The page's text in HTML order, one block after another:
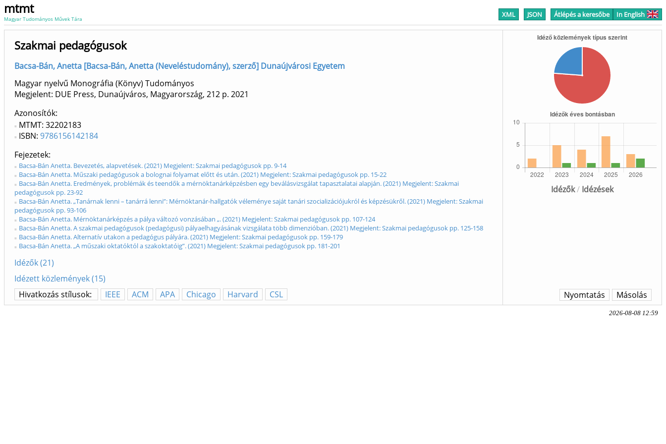
mtmt
Magyar Tudományos Művek Tára XML JSON Átlépés a keresőbe In English
Idézők/ Idézések
Szakmai pedagógusok
Bacsa-Bán, Anetta [Bacsa-Bán, Anetta (Neveléstudomány), szerző] Dunaújvárosi Egyetem
Magyar nyelvű Monográfia (Könyv) Tudományos
Megjelent: DUE Press, Dunaújváros, Magyarország, 212 p. 2021
Azonosítók
MTMT: 32202183
ISBN: 9786156142184
Fejezetek
Bacsa-Bán Anetta. Bevezetés, alapvetések. (2021) Megjelent: Szakmai pedagógusok pp. 9-14
Bacsa-Bán Anetta. Műszaki pedagógusok a bolognai folyamat előtt és után. (2021) Megjelent: Szakmai pedagógusok pp. 15-22
Bacsa-Bán Anetta. Eredmények, problémák és teendők a mérnöktanárképzésben egy beválásvizsgálat tapasztalatai alapján. (2021) Megjelent: Szakmai
pedagógusok pp. 23-92
Bacsa-Bán Anetta. „Tanárnak lenni – tanárrá lenni”: Mérnöktanár-hallgatók véleménye saját tanári szocializációjukról és képzésükről. (2021) Megjelent: Szakmai
pedagógusok pp. 93-106
Bacsa-Bán Anetta. Mérnöktanárképzés a pálya változó vonzásában „. (2021) Megjelent: Szakmai pedagógusok pp. 107-124
Bacsa-Bán Anetta. A szakmai pedagógusok (pedagógusi) pályaelhagyásának vizsgálata több dimenzióban. (2021) Megjelent: Szakmai pedagógusok pp. 125-158
Bacsa-Bán Anetta. Alternatív utakon a pedagógus pályára. (2021) Megjelent: Szakmai pedagógusok pp. 159-179
Bacsa-Bán Anetta. „A műszaki oktatóktól a szakoktatóig”. (2021) Megjelent: Szakmai pedagógusok pp. 181-201
Idézők (21)
Idézett közlemények (15)
Hivatkozás stílusok:
IEEE ACM APA Chicago Harvard CSL Másolás
Nyomtatás
2026-08-08 12:59